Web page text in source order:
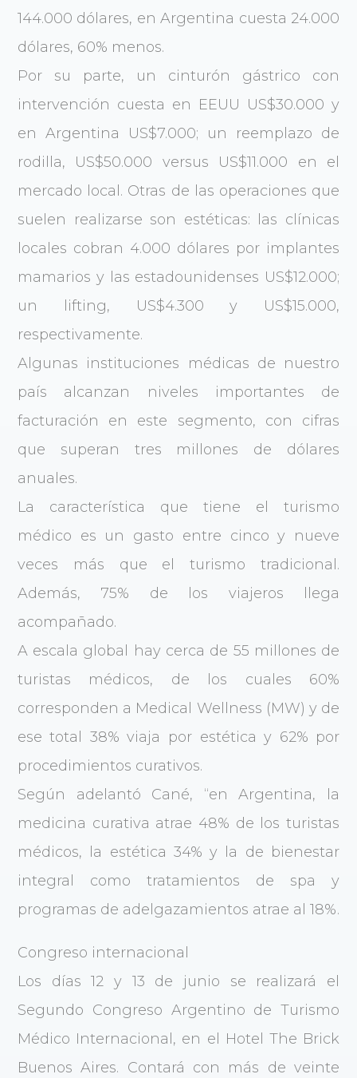
144.000 dólares, en Argentina cuesta 24.000
dólares, 60% menos.
Por su parte, un cinturón gástrico con
intervención cuesta en EEUU US$30.000 y
en Argentina US$7.000; un reemplazo de
rodilla, US$50.000 versus US$11.000 en el
mercado local. Otras de las operaciones que
suelen realizarse son estéticas: las clínicas
locales cobran 4.000 dólares por implantes
mamarios y las estadounidenses US$12.000;
un lifting, US$4.300 y US$15.000,
respectivamente.
Algunas instituciones médicas de nuestro
país alcanzan niveles importantes de
facturación en este segmento, con cifras
que superan tres millones de dólares
anuales.
La característica que tiene el turismo
médico es un gasto entre cinco y nueve
veces más que el turismo tradicional.
Además, 75% de los viajeros llega
acompañado.
A escala global hay cerca de 55 millones de
turistas médicos, de los cuales 60%
corresponden a Medical Wellness (MW) y de
ese total 38% viaja por estética y 62% por
procedimientos curativos.
Según adelantó Cané, “en Argentina, la
medicina curativa atrae 48% de los turistas
médicos, la estética 34% y la de bienestar
integral como tratamientos de spa y
programas de adelgazamientos atrae al 18%.
Congreso internacional
Los días 12 y 13 de junio se realizará el
Segundo Congreso Argentino de Turismo
Médico Internacional, en el Hotel The Brick
Buenos Aires. Contará con más de veinte